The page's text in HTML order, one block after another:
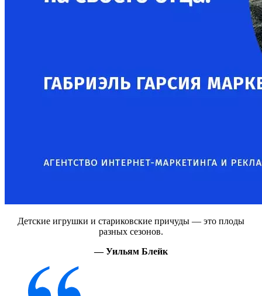
Детские игрушки и стариковские причуды — это плоды
разных сезонов.
— Уильям Блейк